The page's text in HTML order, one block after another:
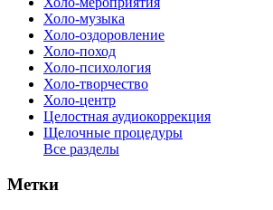
Холо-музыка
Холо-оздоровление
Холо-поход
Холо-психология
Холо-творчество
Холо-центр
Целостная аудиокоррекция
Щелочные процедуры
Все разделы
Метки